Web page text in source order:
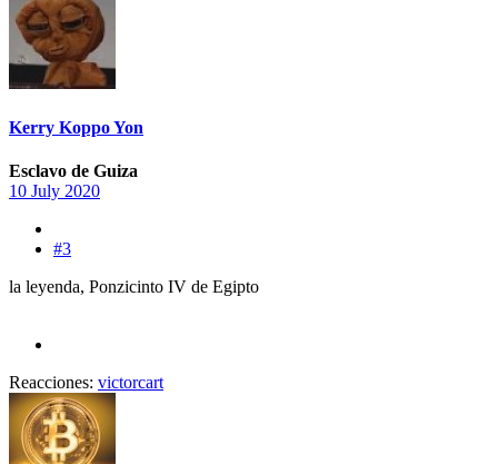
Kerry Koppo Yon
Esclavo de Guiza
10 July 2020
#3
la leyenda, Ponzicinto IV de Egipto
Reacciones: victorcart